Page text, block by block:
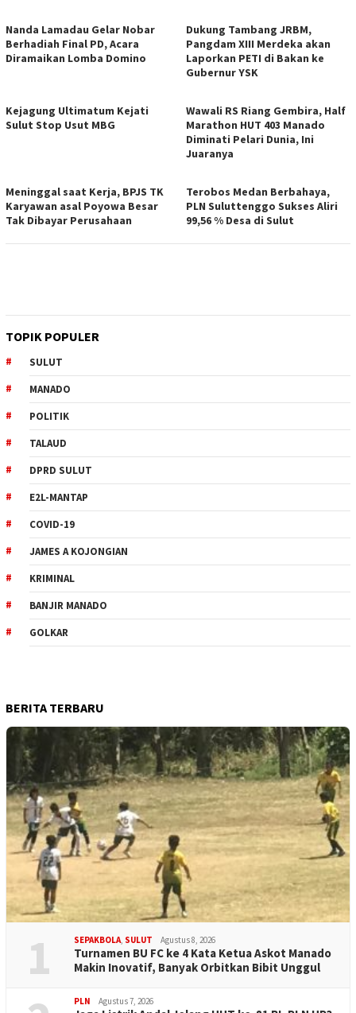
Nanda Lamadau Gelar Nobar
Berhadiah Final PD, Acara
Diramaikan Lomba Domino
Dukung Tambang JRBM,
Pangdam XIII Merdeka akan
Laporkan PETI di Bakan ke
Gubernur YSK
Kejagung Ultimatum Kejati
Sulut Stop Usut MBG
Wawali RS Riang Gembira, Half
Marathon HUT 403 Manado
Diminati Pelari Dunia, Ini
Juaranya
Meninggal saat Kerja, BPJS TK
Karyawan asal Poyowa Besar
Tak Dibayar Perusahaan
Terobos Medan Berbahaya,
PLN Suluttenggo Sukses Aliri
99,56 % Desa di Sulut
TOPIK POPULER
SULUT
MANADO
POLITIK
TALAUD
DPRD SULUT
E2L-MANTAP
COVID-19
JAMES A KOJONGIAN
KRIMINAL
BANJIR MANADO
GOLKAR
BERITA TERBARU
1 SEPAKBOLA, SULUT Agustus 8, 2026
Turnamen BU FC ke 4 Kata Ketua Askot Manado
Makin Inovatif, Banyak Orbitkan Bibit Unggul
PLN Agustus 7, 2026